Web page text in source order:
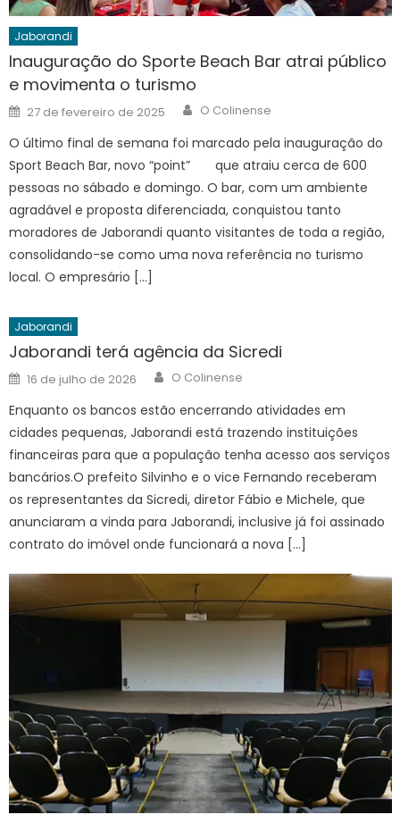
Jaborandi
Inauguração do Sporte Beach Bar atrai público
e movimenta o turismo
Posted
on
27 de fevereiro de 2025 Author
O Colinense
O último final de semana foi marcado pela inauguração do
Sport Beach Bar, novo “point” que atraiu cerca de 600
pessoas no sábado e domingo. O bar, com um ambiente
agradável e proposta diferenciada, conquistou tanto
moradores de Jaborandi quanto visitantes de toda a região,
consolidando-se como uma nova referência no turismo
local. O empresário […]
Jaborandi
Jaborandi terá agência da Sicredi
Posted
on
16 de julho de 2026 Author
O Colinense
Enquanto os bancos estão encerrando atividades em
cidades pequenas, Jaborandi está trazendo instituições
financeiras para que a população tenha acesso aos serviços
bancários.O prefeito Silvinho e o vice Fernando receberam
os representantes da Sicredi, diretor Fábio e Michele, que
anunciaram a vinda para Jaborandi, inclusive já foi assinado
contrato do imóvel onde funcionará a nova […]